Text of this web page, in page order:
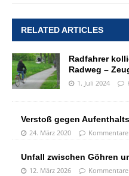
RELATED ARTICLES
Radfahrer
Radweg –
1. Juli 2024
Verstoß gegen
24. März 2020
Unfall zwischen Göhren
12. März 2026